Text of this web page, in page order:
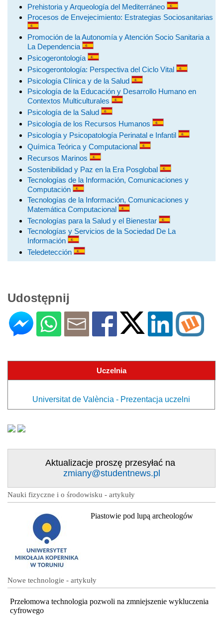
Prehistoria y Arqueología del Mediterráneo
Procesos de Envejecimiento: Estrategias Sociosanitarias
Promoción de la Autonomía y Atención Socio Sanitaria a
La Dependencia
Psicogerontología
Psicogerontología: Perspectiva del Ciclo Vital
Psicología Clínica y de la Salud
Psicología de la Educación y Desarrollo Humano en
Contextos Multiculturales
Psicología de la Salud
Psicología de los Recursos Humanos
Psicología y Psicopatología Perinatal e Infantil
Química Teórica y Computacional
Recursos Marinos
Sostenibilidad y Paz en la Era Posglobal
Tecnologías de la Información, Comunicaciones y
Computación
Tecnologías de la Información, Comunicaciones y
Matemática Computacional
Tecnologías para la Salud y el Bienestar
Tecnologías y Servicios de la Sociedad De La
Información
Teledetección
Udostępnij
Uczelnia
Universitat de València - Prezentacja uczelni
Aktualizacje proszę przesyłać na
zmiany@studentnews.pl
Nauki fizyczne i o środowisku - artykuły
Piastowie pod lupą archeologów
Nowe technologie - artykuły
Przełomowa technologia pozwoli na zmniejszenie wykluczenia
cyfrowego